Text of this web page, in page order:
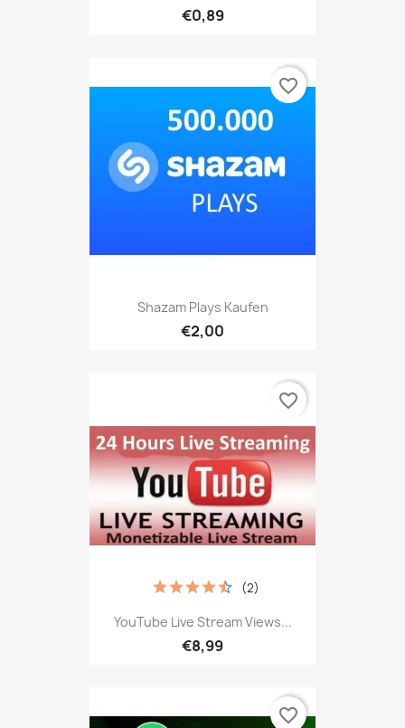
€0,89
Shazam Plays Kaufen
€2,00
favorite_border
YouTube Live Stream Views...
€8,99
(2)
favorite_border
favorite_border